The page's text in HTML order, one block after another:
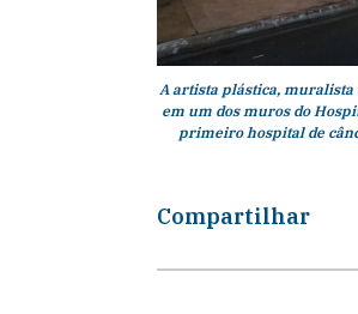
A artista plástica, muralista
em um dos muros do
primeiro hospital de
Compartilhar